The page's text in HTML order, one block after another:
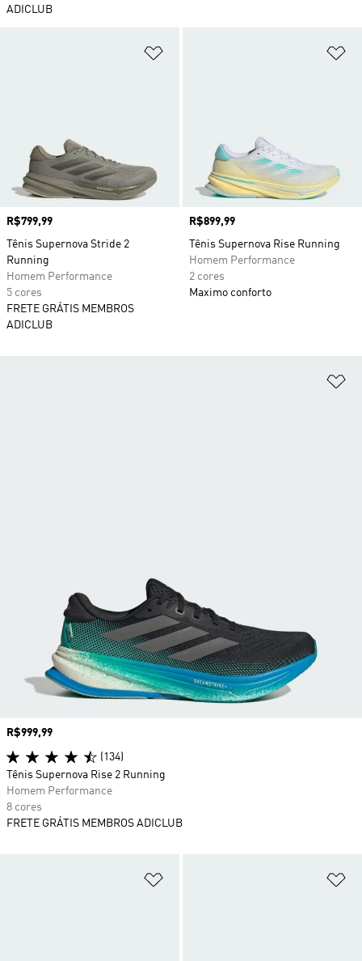
ADICLUB
Preço
R$799,99
Tênis Supernova Stride 2
Running
Homem Performance
5 cores
FRETE GRÁTIS MEMBROS
ADICLUB
Preço
R$899,99
Tênis Supernova Rise Running
Homem Performance
2 cores
Maximo conforto
Preço
R$999,99
(134)
Tênis Supernova Rise 2 Running
Homem Performance
8 cores
FRETE GRÁTIS MEMBROS ADICLUB